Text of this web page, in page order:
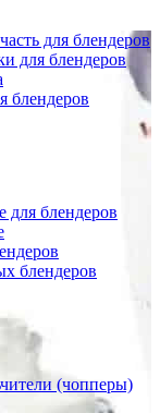
для блендеров
для блендеров
блендеров
для блендеров
блендеров
(чопперы)